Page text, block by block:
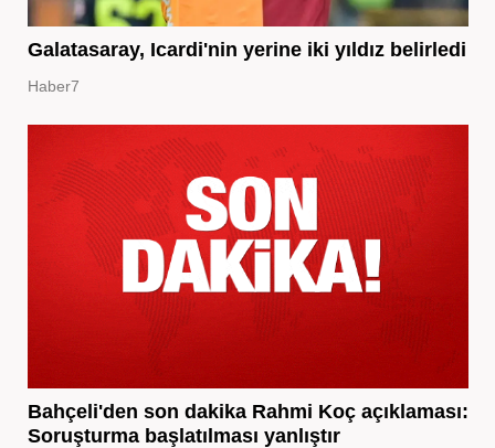
Galatasaray, Icardi'nin yerine iki yıldız belirledi
Haber7
Bahçeli'den son dakika Rahmi Koç açıklaması:
Soruşturma başlatılması yanlıştır